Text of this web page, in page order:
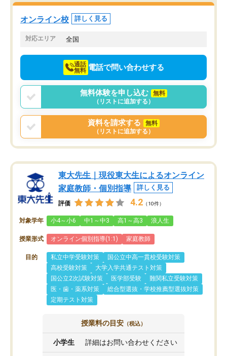
塾を受けています。狙い通り、少しず
つ成績も上がり、苦手意識も無くなっ
てきたので、さらに苦手な数学も追加
でお願いしました。来年の高校受験に
オンライン校 詳しく見る
対応エリア 全国
通話
無料 電話で問い合わせする
無料体験を申し込む
無料
（リストに追加する）
資料を請求する
無料
（リストに追加する）
東大先生｜現役東大生によるオンライン
家庭教師・個別指導
詳しく見る
評価 4.2 （10件）
対象学年 小4～小6 中1～中3 高1～高3 浪人生
授業形式 オンライン個別指導(1:1) 家庭教師
目的 私立中学受験対策
国公立中高一貫校受験対策
高校受験対策
大学入学共通テスト対策
国公立2次試験対策
医学部受験
難関私立受験対策
医・歯・薬系対策
総合型選抜・学校推薦型選抜対策
定期テスト対策
授業料の目安 （税込）
小学生 詳細はお問い合わせください